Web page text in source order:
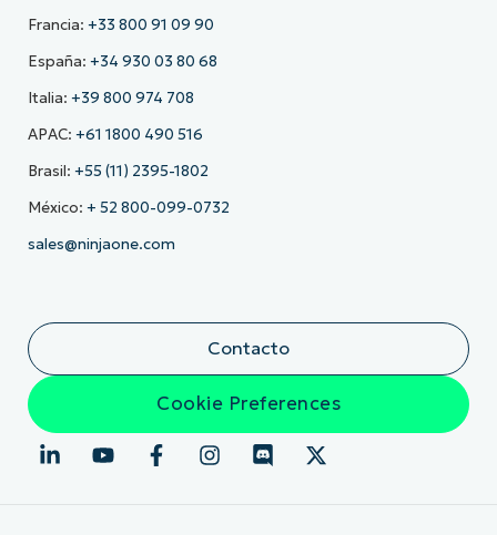
Francia: +33 800 91 09 90
España: +34 930 03 80 68
Italia: +39 800 974 708
APAC: +61 1800 490 516
Brasil: +55 (11) 2395-1802
México: + 52 800-099-0732
sales@ninjaone.com
Contacto
Cookie Preferences